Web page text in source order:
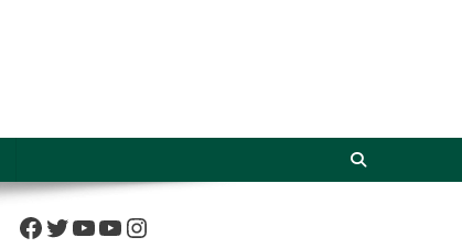
Facebook
Twitter
YouTube
YouTube
Instagram